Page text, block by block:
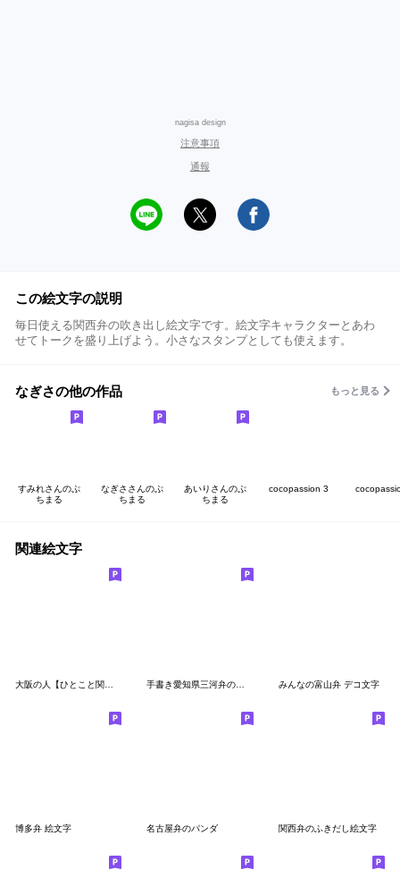
nagisa design
注意事項
通報
この絵文字の説明
毎日使える関西弁の吹き出し絵文字です。絵文字キャラクターとあわ
せてトークを盛り上げよう。小さなスタンプとしても使えます。
なぎさの他の作品 もっと見る
すみれさんのぷ
ちまる
なぎささんのぷ
ちまる
あいりさんのぷ
ちまる
cocopassion 3
関連絵文字
みんなの富山弁 デコ文字
博多弁 絵文字 名古屋弁のパンダ 関西弁のふきだし絵文字